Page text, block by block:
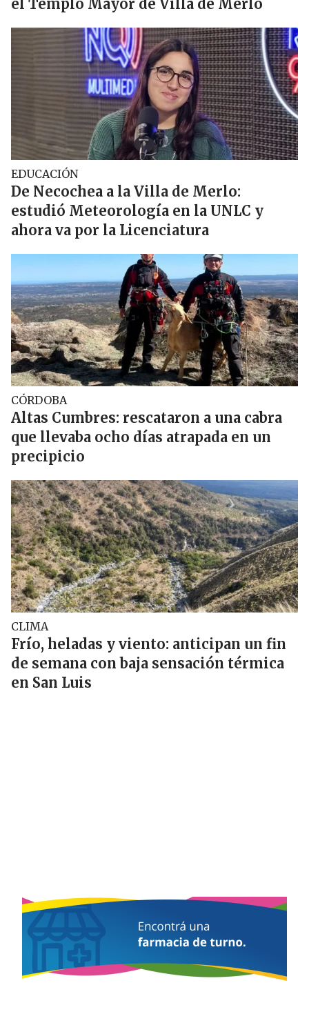
el Templo Mayor de Villa de Merlo
EDUCACIÓN
De Necochea a la Villa de Merlo:
estudió Meteorología en la UNLC y
ahora va por la Licenciatura
CÓRDOBA
Altas Cumbres: rescataron a una cabra
que llevaba ocho días atrapada en un
precipicio
CLIMA
Frío, heladas y viento: anticipan un fin
de semana con baja sensación térmica
en San Luis